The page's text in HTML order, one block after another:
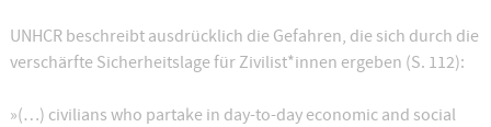
UNHCR beschreibt ausdrücklich die Gefahren, die sich durch die
verschärfte Sicherheitslage für Zivilist*innen ergeben (S. 112):
»(…) civilians who partake in day-to-day economic and social